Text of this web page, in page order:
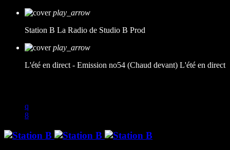
play_arrow
Station B La Radio de Studio B Prod
play_arrow
L'été en direct - Emission no54 (Chaud devant) L'été en direct